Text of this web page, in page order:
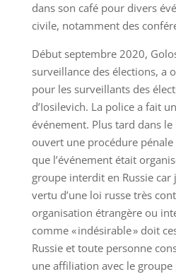
dans son café pour divers
civile, notamment des
Début septembre 2020,
surveillance des élections, a
pour les surveillants des
d’Iosilevich. La police a fait
événement. Plus tard dans
ouvert une procédure
que l’événement était
groupe interdit en Russie car
vertu d’une loi russe très
organisation étrangère ou
comme « indésirable » doit
Russie et toute personne
une affiliation avec le